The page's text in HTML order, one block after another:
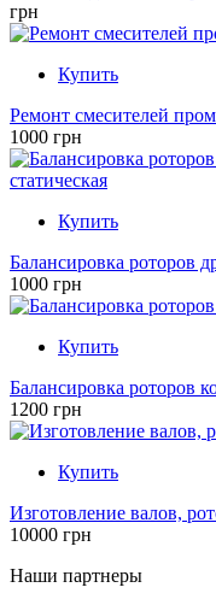
грн
Купить
Ремонт смесителей
1000 грн
Купить
Балансировка роторов
1000 грн
Купить
Балансировка роторов
1200 грн
Купить
Изготовление валов,
10000 грн
Наши партнеры